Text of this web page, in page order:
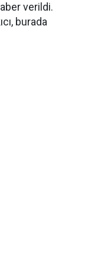
verildi.
burada